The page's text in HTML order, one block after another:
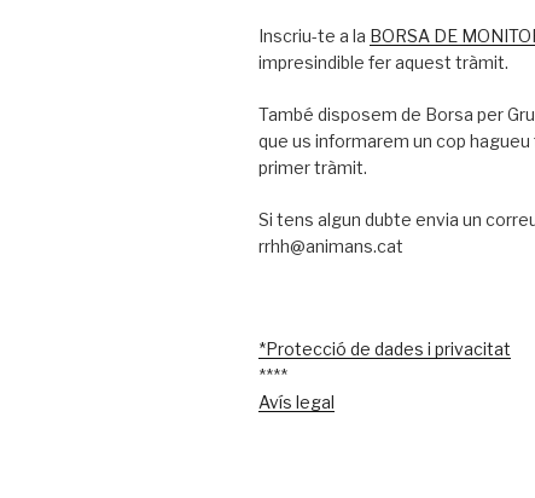
Inscriu-te a la BORSA DE
impresindible fer aquest tràmit.
També disposem de Borsa per
que us informarem un cop
primer tràmit.
Si tens algun dubte envia un
rrhh@animans.cat
*Protecció de dades i privacitat
****
Avís legal